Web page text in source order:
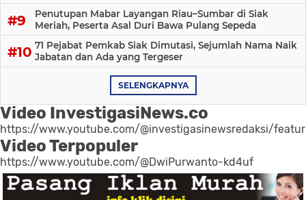
Penutupan Mabar Layangan Riau–Sumbar di Siak
Meriah, Peserta Asal Duri Bawa Pulang Sepeda
71 Pejabat Pemkab Siak Dimutasi, Sejumlah Nama Naik
Jabatan dan Ada yang Tergeser
SELENGKAPNYA
Video InvestigasiNews.co
https://www.youtube.com/@investigasinewsredaksi/
Video Terpopuler
https://www.youtube.com/@DwiPurwanto-kd4uf